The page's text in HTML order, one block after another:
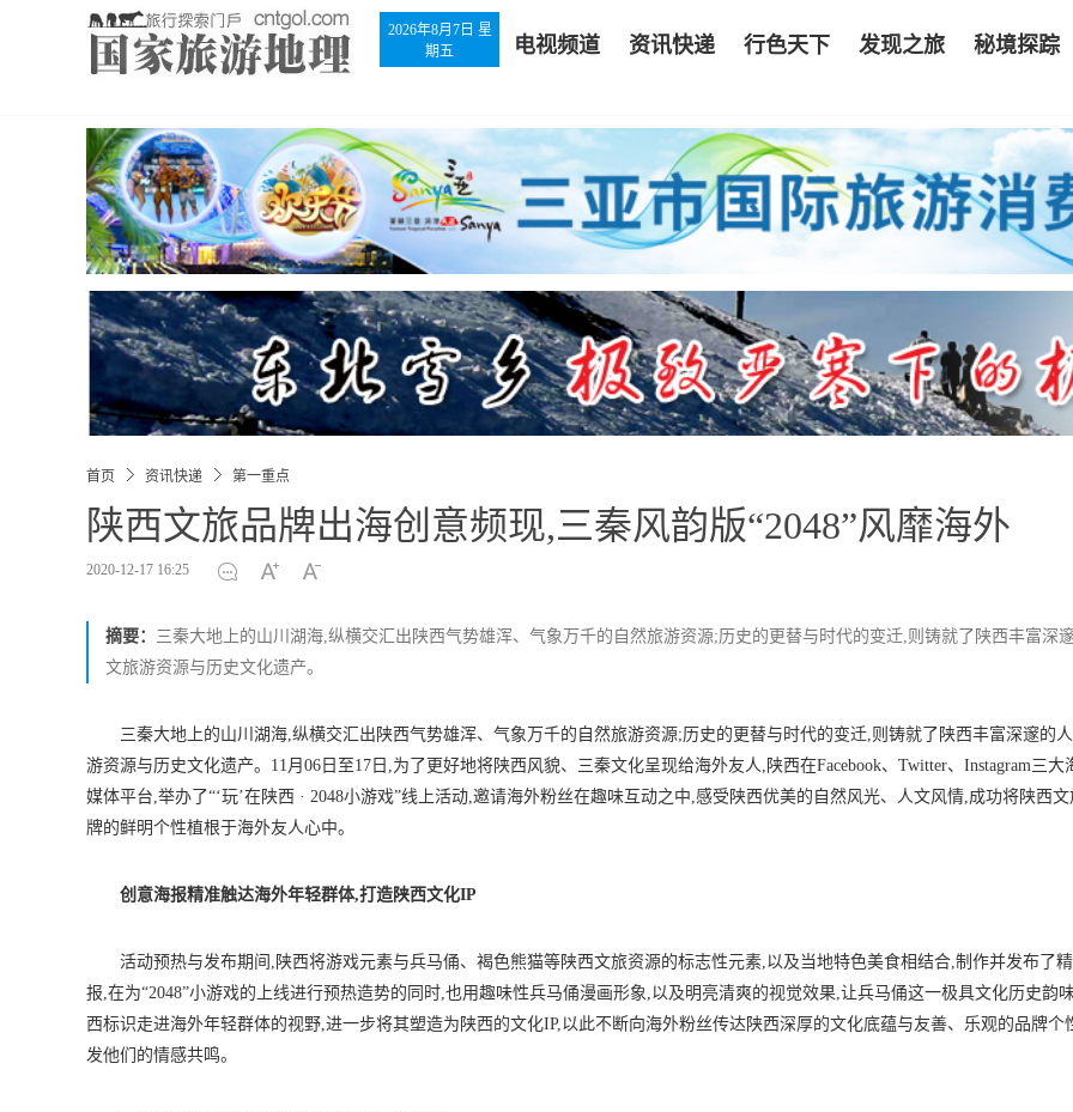
2026年8月7日 星
期五
电视频道 资讯快递 行色天下 发现之旅 秘境探踪
首页 资讯快递 第一重点
陕西文旅品牌出海创意频现,三秦风韵版“2048”风靡海外
2020-12-17 16:25
摘要： 三秦大地上的山川湖海,纵横交汇出陕西气势雄浑、气象万千的自然旅游资源;历史的更替与时代的变迁,则铸就了陕西丰富深
文旅游资源与历史文化遗产。
三秦大地上的山川湖海,纵横交汇出陕西气势雄浑、气象万千的自然旅游资源;历史的更替与时代的变迁,则铸就了陕西丰富深邃的
游资源与历史文化遗产。11月06日至17日,为了更好地将陕西风貌、三秦文化呈现给海外友人,陕西在Facebook、Twitter、Instagram三大
媒体平台,举办了“‘玩’在陕西 · 2048小游戏”线上活动,邀请海外粉丝在趣味互动之中,感受陕西优美的自然风光、人文风情,成功将陕西
牌的鲜明个性植根于海外友人心中。
创意海报精准触达海外年轻群体,打造陕西文化IP
活动预热与发布期间,陕西将游戏元素与兵马俑、褐色熊猫等陕西文旅资源的标志性元素,以及当地特色美食相结合,制作并发布了
报,在为“2048”小游戏的上线进行预热造势的同时,也用趣味性兵马俑漫画形象,以及明亮清爽的视觉效果,让兵马俑这一极具文化历史韵
西标识走进海外年轻群体的视野,进一步将其塑造为陕西的文化IP,以此不断向海外粉丝传达陕西深厚的文化底蕴与友善、乐观的品牌个
发他们的情感共鸣。